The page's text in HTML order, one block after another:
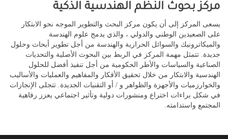
مركز بحوث النظم الهندسية الذكية
يسعى المركز إلى أن يكون مركز البحث والتطوير الموجه نحو الابتكار
على الصعيدين الوطني والدولي ، والذي يدمج علوم الهندسة
والميكاترونيك والسوائل الحرارية والهندسة من أجل تطوير أبحاث وحلول
جديدة. تتمثل مهمة المركز في الربط بين البحوث الأصلية والتحديات
الصناعية والسياسات والأطر الحكومية من أجل تنفيذ أفضل للحلول
الهندسية والابتكار من خلال تحقيق الأفكار والمفاهيم والعمليات والأساليب
والخوارزميات والأجهزة والظواهر و / أو التقنيات الجديدة. تتجلى الإنجازات
في شكل براءات اختراع ومنشورات دولية وتأثير اجتماعي يعزز رفاهية
المجتمع واستدامته.